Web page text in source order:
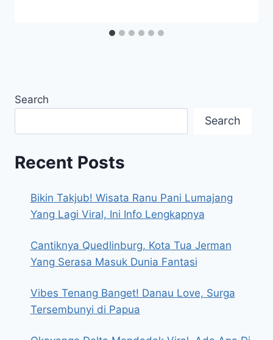
Search
Search
Recent Posts
Bikin Takjub! Wisata Ranu Pani Lumajang
Yang Lagi Viral, Ini Info Lengkapnya
Cantiknya Quedlinburg, Kota Tua Jerman
Yang Serasa Masuk Dunia Fantasi
Vibes Tenang Banget! Danau Love, Surga
Tersembunyi di Papua